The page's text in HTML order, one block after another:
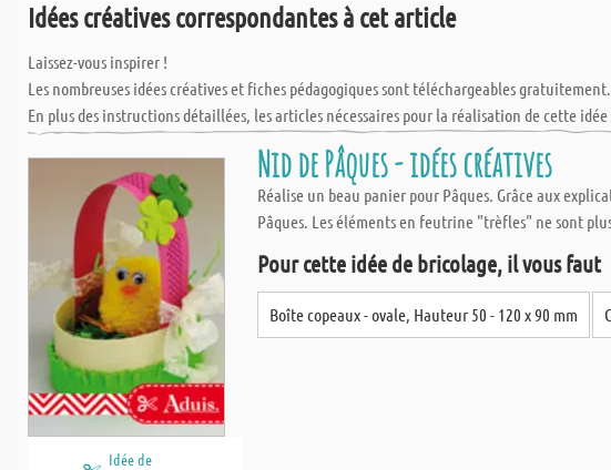
Idées créatives correspondantes à cet article
Laissez-vous inspirer !
Les nombreuses idées créatives et fiches pédagogiques sont téléchargeables
En plus des instructions détaillées, les articles nécessaires pour la réalisation de cette
Idée de
Nid de Pâques - idées créatives
Réalise un beau panier pour Pâques. Grâce aux
Pâques. Les éléments en feutrine "trèfles" ne sont
Pour cette idée de bricolage, il vous faut
Boîte copeaux - ovale, Hauteur 50 - 120 x 90 mm